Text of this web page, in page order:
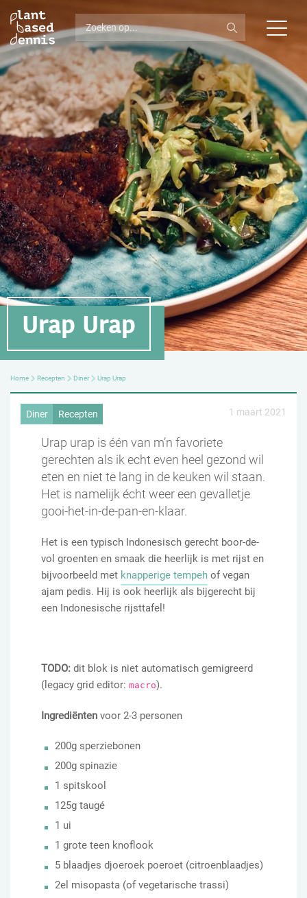
Urap Urap
Home Recepten Diner Urap Urap
Diner Recepten 1 maart 2021
Urap urap is één van m’n favoriete
gerechten als ik echt even heel gezond wil
eten en niet te lang in de keuken wil staan.
Het is namelijk écht weer een gevalletje
gooi-het-in-de-pan-en-klaar.
Het is een typisch Indonesisch gerecht boor-de-
vol groenten en smaak die heerlijk is met rijst en
bijvoorbeeld met knapperige tempeh of vegan
ajam pedis. Hij is ook heerlijk als bijgerecht bij
een Indonesische rijsttafel!
TODO: dit blok is niet automatisch gemigreerd
(legacy grid editor: macro).
Ingrediënten voor 2-3 personen
200g sperziebonen
200g spinazie
1 spitskool
125g taugé
1 ui
1 grote teen knoflook
5 blaadjes djoeroek poeroet (citroenblaadjes)
2el misopasta (of vegetarische trassi)